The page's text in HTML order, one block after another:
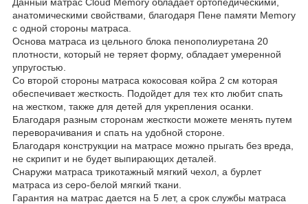
анатомическими свойствами, благодаря Пене памяти Memory
с одной стороны матраса.
Основа матраса из цельного блока пенополиуретана 20
плотности, который не теряет форму, обладает умеренной
упругостью.
Со второй стороны матраса кокосовая койра 2 см которая
обеспечивает жесткость. Подойдет для тех кто любит спать
на жестком, также для детей для укрепления осанки.
Благодаря разным сторонам жесткости можете менять путем
переворачивания и спать на удобной стороне.
Благодаря конструкции на матрасе можно прыгать без вреда,
не скрипит и не будет выпирающих деталей.
Снаружи матраса трикотажный мягкий чехол, а бурлет
матраса из серо-белой мягкий ткани.
Гарантия на матрас дается на 5 лет, а срок службы матраса